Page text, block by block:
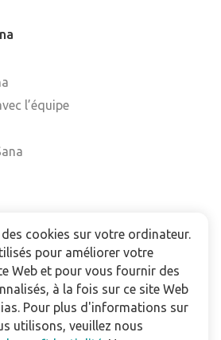
l’équipe
des cookies sur votre ordinateur.
pour améliorer votre
Web et pour vous fournir des
à la fois sur ce site Web
Pour plus d'informations sur
utilisons, veuillez nous